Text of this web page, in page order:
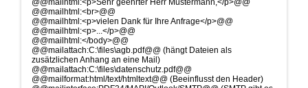
@@mailhtml:<p>Sehr geehrter Herr Mustermann,</p>@@
@@mailhtml:<br>@@
@@mailhtml:<p>vielen Dank für Ihre Anfrage</p>@@
@@mailhtml:<p>...</p>@@
@@mailhtml:</body>@@
@@mailattach:C:\files\agb.pdf@@ (hängt Dateien als
zusätzlichen Anhang an eine Mail)
@@mailattach:C:\files\datenschutz.pdf@@
@@mailformat:html/text/htmltext@@ (Beeinflusst den Header)